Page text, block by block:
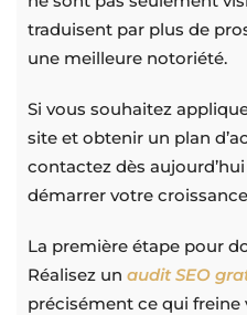
traduisent par plus de
une meilleure notoriété.
Si vous souhaitez
site et obtenir un plan
contactez dès aujourd’hui
démarrer votre
La première étape pour
Réalisez un audit SEO
précisément ce qui freine